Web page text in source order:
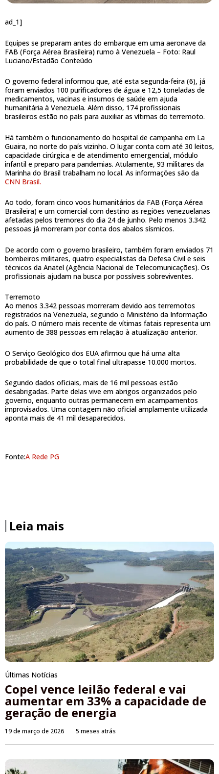
ad_1]
Equipes se preparam antes do embarque em uma aeronave da
FAB (Força Aérea Brasileira) rumo à Venezuela – Foto: Raul
Luciano/Estadão Conteúdo
O governo federal informou que, até esta segunda-feira (6), já
foram enviados 100 purificadores de água e 12,5 toneladas de
medicamentos, vacinas e insumos de saúde em ajuda
humanitária à Venezuela. Além disso, 174 profissionais
brasileiros estão no país para auxiliar as vítimas do terremoto.
Há também o funcionamento do hospital de campanha em La
Guaira, no norte do país vizinho. O lugar conta com até 30 leitos,
capacidade cirúrgica e de atendimento emergencial, módulo
infantil e preparo para pandemias. Atulamente, 93 militares da
Marinha do Brasil trabalham no local. As informações são da
CNN Brasil.
Ao todo, foram cinco voos humanitários da FAB (Força Aérea
Brasileira) e um comercial com destino as regiões venezuelanas
afetadas pelos tremores do dia 24 de junho. Pelo menos 3.342
pessoas já morreram por conta dos abalos sísmicos.
De acordo com o governo brasileiro, também foram enviados 71
bombeiros militares, quatro especialistas da Defesa Civil e seis
técnicos da Anatel (Agência Nacional de Telecomunicações). Os
profissionais ajudam na busca por possíveis sobreviventes.
Terremoto
Ao menos 3.342 pessoas morreram devido aos terremotos
registrados na Venezuela, segundo o Ministério da Informação
do país. O número mais recente de vítimas fatais representa um
aumento de 388 pessoas em relação à atualização anterior.
O Serviço Geológico dos EUA afirmou que há uma alta
probabilidade de que o total final ultrapasse 10.000 mortos.
Segundo dados oficiais, mais de 16 mil pessoas estão
desabrigadas. Parte delas vive em abrigos organizados pelo
governo, enquanto outras permanecem em acampamentos
improvisados. Uma contagem não oficial amplamente utilizada
aponta mais de 41 mil desaparecidos.
Fonte:A Rede PG
Leia mais
Últimas Notícias
Copel vence leilão federal e vai
aumentar em 33% a capacidade de
geração de energia
19 de março de 2026 5 meses atrás